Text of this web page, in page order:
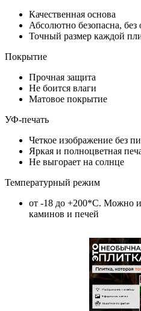
Качественная основа
Абсолютно безопасна, без
Точный размер каждой
Покрытие
Прочная защита
Не боится влаги
Матовое покрытие
УФ-печать
Четкое изображение без
Яркая и полноцветная
Не выгорает на солнце
Температурный режим
от -18 до +200*C. Можно
каминов и печей